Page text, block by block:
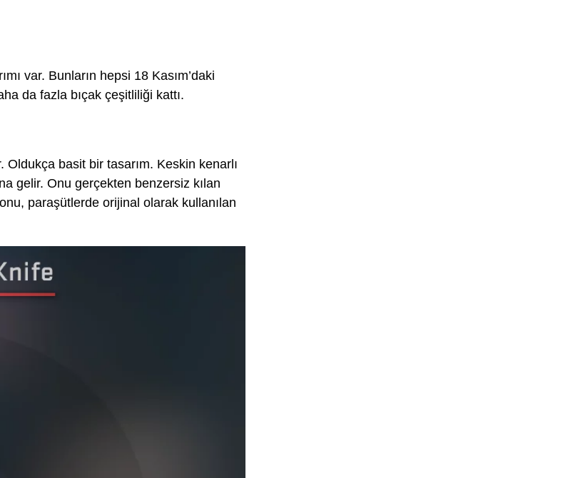
var. Bunların hepsi 18 Kasım’daki
da fazla bıçak çeşitliliği kattı.
Oldukça basit bir tasarım. Keskin kenarlı
gelir. Onu gerçekten benzersiz kılan
paraşütlerde orijinal olarak kullanılan